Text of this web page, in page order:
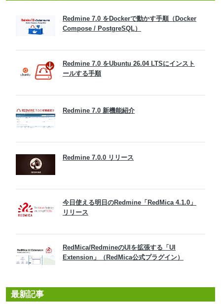
Redmine 7.0 をDockerで動かす手順（Docker
Compose / PostgreSQL）
Redmine 7.0 をUbuntu 26.04 LTSにインスト
ールする手順
Redmine 7.0 新機能紹介
Redmine 7.0.0 リリース
今日使える明日のRedmine「RedMica 4.1.0」
リリース
RedMica/RedmineのUIを拡張する「UI
Extension」（RedMica公式プラグイン）
最新記事